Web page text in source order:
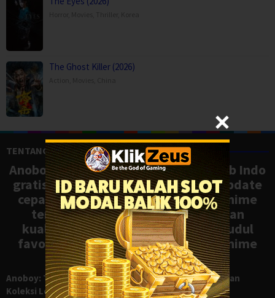
The Ghost Killer (2026)
TENTANG ANOBOY
Anoboy adalah situs nonton anime sub Indo
gratis dengan koleksi lengkap dan update
cepat, mirip Samehadaku. Tonton anime
terbaru, ongoing, dan batch dengan
kualitas HD tanpa ribet. Temukan judul
favoritmu dan nikmati streaming anime
terbaik kapan saja.
Anoboy: Tempat Nonton Anime Sub Indo Gratis dengan
Koleksi Lengkap seperti Samehadaku